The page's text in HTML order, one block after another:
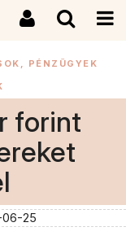
PÉNZÜGYEK
forint
06-25